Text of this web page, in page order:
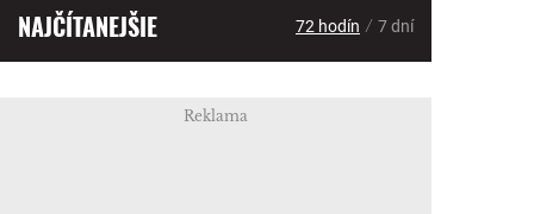
NAJČÍTANEJŠIE 72 hodín / 7 dní
Reklama